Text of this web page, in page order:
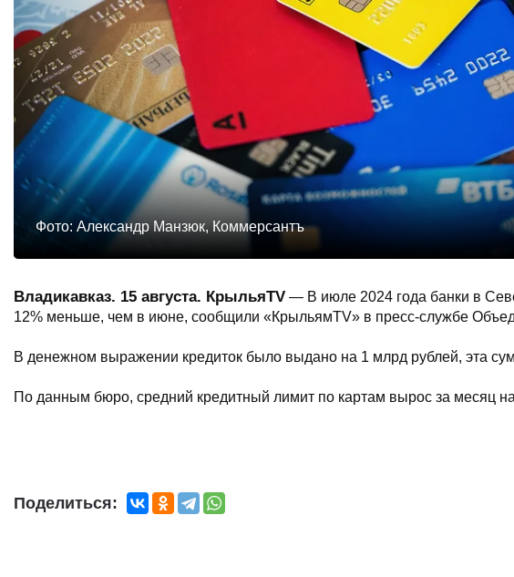
Фото: Александр Манзюк, Коммерсантъ
Владикавказ. 15 августа. КрыльяTV — В июле 2024 года банки в
12% меньше, чем в июне, сообщили «КрыльямTV» в пресс-службе
В денежном выражении кредиток было выдано на 1 млрд рублей, эта
По данным бюро, средний кредитный лимит по картам вырос за месяц
Поделиться: